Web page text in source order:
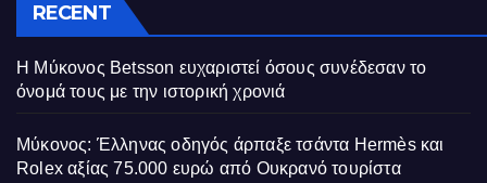
RECENT
Η Μύκονος Betsson ευχαριστεί όσους συνέδεσαν το
όνομά τους με την ιστορική χρονιά
Μύκονος: Έλληνας οδηγός άρπαξε τσάντα Hermès και
Rolex αξίας 75.000 ευρώ από Ουκρανό τουρίστα